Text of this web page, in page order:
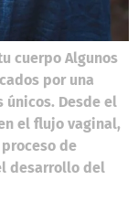
cuerpo Algunos
por una
Desde el
el flujo vaginal,
de
desarrollo del